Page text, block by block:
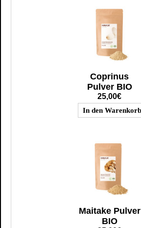
Coprinus
Pulver BIO
25,00€
Maitake Pulver
BIO